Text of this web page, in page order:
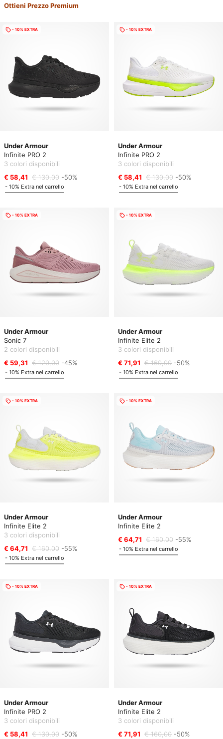
Ottieni Prezzo Premium
Under Armour
Infinite PRO 2
3 colori disponibili
€ 58,41 € 130,00 -50%
- 10% Extra nel carrello
- 10% EXTRA
Under Armour
Infinite PRO 2
3 colori disponibili
€ 58,41 € 130,00 -50%
- 10% Extra nel carrello
- 10% EXTRA
Under Armour
Sonic 7
2 colori disponibili
€ 59,31 € 120,00 -45%
- 10% Extra nel carrello
- 10% EXTRA
Under Armour
Infinite Elite 2
3 colori disponibili
€ 71,91 € 160,00 -50%
- 10% Extra nel carrello
- 10% EXTRA
Under Armour
Infinite Elite 2
3 colori disponibili
€ 64,71 € 160,00 -55%
- 10% Extra nel carrello
- 10% EXTRA
Under Armour
Infinite Elite 2
€ 64,71 € 160,00 -55%
- 10% Extra nel carrello
- 10% EXTRA
Under Armour
Infinite PRO 2
3 colori disponibili
€ 58,41 € 130,00 -50%
- 10% EXTRA
Under Armour
Infinite Elite 2
3 colori disponibili
€ 71,91 € 160,00 -50%
- 10% EXTRA